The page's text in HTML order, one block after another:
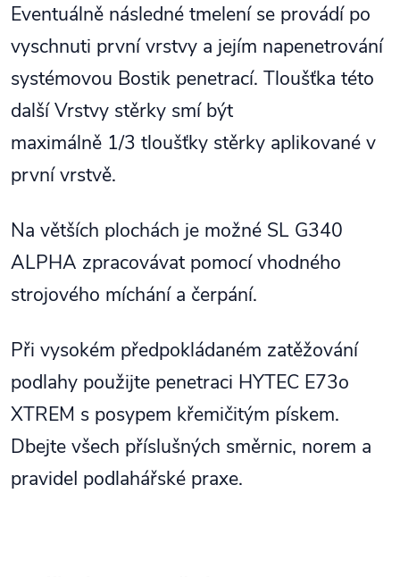
Eventuálně následné tmelení se provádí po
vyschnuti první vrstvy a jejím napenetrování
systémovou Bostik penetrací. Tloušťka této
další Vrstvy stěrky smí být
maximálně 1/3 tloušťky stěrky aplikované v
první vrstvě.
Na větších plochách je možné SL G340
ALPHA zpracovávat pomocí vhodného
strojového míchání a čerpání.
Při vysokém předpokládaném zatěžování
podlahy použijte penetraci HYTEC E73o
XTREM s posypem křemičitým pískem.
Dbejte všech příslušných směrnic, norem a
pravideI podlahářské praxe.